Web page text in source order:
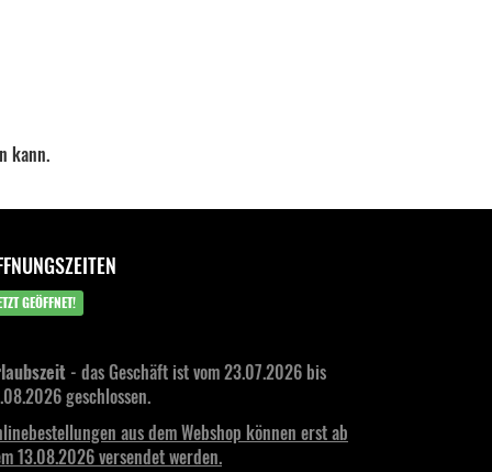
kann.
GEÖFFNET!
- das Geschäft ist vom 23.07.2026 bis
geschlossen.
aus dem Webshop können erst ab
13.08.2026 versendet werden.